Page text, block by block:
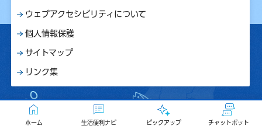
ホーム 生活便利ナビ ピックアップ チャットボット
ウェブアクセシビリティについて
個人情報保護
サイトマップ
リンク集